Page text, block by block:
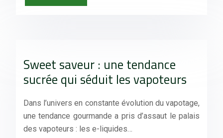
Sweet saveur : une tendance
sucrée qui séduit les vapoteurs
Dans l’univers en constante évolution du vapotage,
une tendance gourmande a pris d’assaut le palais
des vapoteurs : les e-liquides…